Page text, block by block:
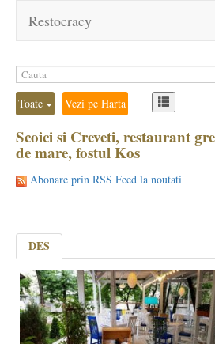
Restocracy
Toate Vezi pe Harta
Scoici si Creveti, restaurant
de mare, fostul Kos
Abonare prin RSS Feed la noutati
DES